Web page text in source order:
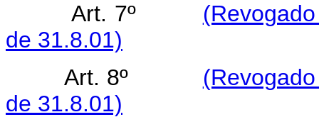
Art. 7º
de 31.8.01)
Art. 8º
de 31.8.01)